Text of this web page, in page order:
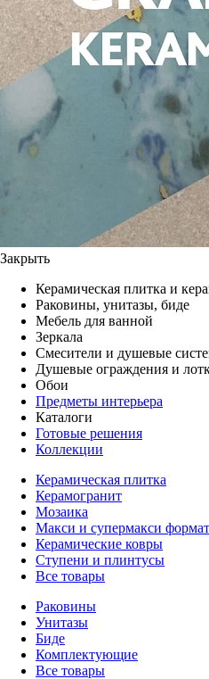
Закрыть
Керамическая плитка и
Раковины, унитазы, биде
Мебель для ванной
Зеркала
Смесители и душевые
Душевые ограждения и
Обои
Предметы интерьера
Каталоги
Готовые решения
Коллекции
Керамическая плитка
Керамогранит
Мозаика
Макси и супермакси
Керамические ковры
Ступени и плинтусы
Все товары
Раковины
Унитазы
Биде
Комплектующие
Все товары